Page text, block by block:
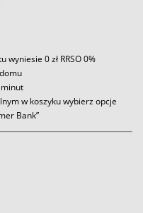
0 zł RRSO 0%
w koszyku wybierz opcje
Bank”